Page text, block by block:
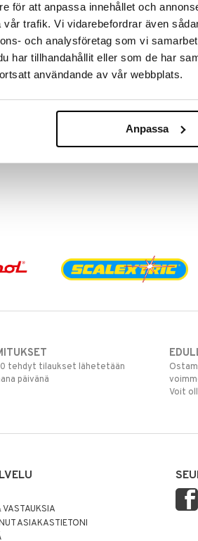
för att anpassa innehållet och
trafik. Vi vidarebefordrar även
och analysföretag som vi
har tillhandahållit eller som de har
användande av vår webbplats.
Anpassa
ale-löydöt »
delfiini ja mursu, jotka on helppo pitää
tehdyt tilaukset lähetetään
päivänä
Voit
ASIAKASTIETONI